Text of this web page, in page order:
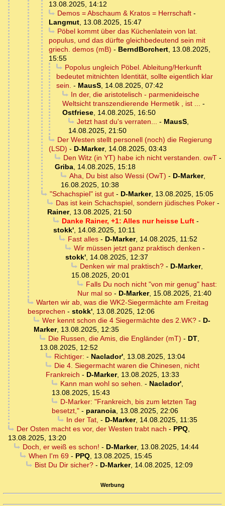
13.08.2025, 14:12
Demos = Abschaum & Kratos = Herrschaft-
Langmut, 13.08.2025, 15:47
Pöbel kommt über das Küchenlatein von lat.
populus, und das dürfte gleichbedeutend sein mit
griech. demos (mB) - BerndBorchert, 13.08.2025,
15:55
Popolus ungleich Pöbel. Ableitung/Herkunft
bedeutet mitnichten Identität, sollte eigentlich klar
sein. - MausS, 14.08.2025, 07:42
In der, die aristotelisch - parmenideische
Weltsicht transzendierende Hermetik , ist ... -
Ostfriese, 14.08.2025, 16:50
Jetzt hast du's verraten... - MausS,
14.08.2025, 21:50
Der Westen stellt personell (noch) die Regierung
(LSD) - D-Marker, 14.08.2025, 03:43
Den Witz (in YT) habe ich nicht verstanden. owT-
Griba, 14.08.2025, 15:18
Aha, Du bist also Wessi (OwT) - D-Marker,
16.08.2025, 10:38
"Schachspiel" ist gut- D-Marker, 13.08.2025, 15:05
Das ist kein Schachspiel, sondern jüdisches Poker-
Rainer, 13.08.2025, 21:50
Danke Rainer, +1: Alles nur heisse Luft-
stokk', 14.08.2025, 10:11
Fast alles- D-Marker, 14.08.2025, 11:52
Wir müssen jetzt ganz praktisch denken -
stokk', 14.08.2025, 12:37
Denken wir mal praktisch?- D-Marker,
15.08.2025, 20:01
Falls Du noch nicht "von mir genug" hast:
Nur mal so - D-Marker, 15.08.2025, 21:40
Warten wir ab, was die WK2-Siegermächte am Freitag
besprechen - stokk', 13.08.2025, 12:06
Wer kennt schon die 4 Siegermächte des 2.WK?- D-
Marker, 13.08.2025, 12:35
Die Russen, die Amis, die Engländer (mT) - DT,
13.08.2025, 12:52
Richtiger: - Naclador', 13.08.2025, 13:04
Die 4. Siegermacht waren die Chinesen, nicht
Frankreich - D-Marker, 13.08.2025, 13:33
Kann man wohl so sehen. - Naclador',
13.08.2025, 15:43
D-Marker: "Frankreich, bis zum letzten Tag
besetzt," - paranoia, 13.08.2025, 22:06
In der Tat, - D-Marker, 14.08.2025, 11:35
Der Osten macht es vor, der Westen trabt nach - PPQ,
13.08.2025, 13:20
Doch, er weiß es schon! - D-Marker, 13.08.2025, 14:44
When I'm 69- PPQ, 13.08.2025, 15:45
Bist Du Dir sicher?- D-Marker, 14.08.2025, 12:09
Werbung